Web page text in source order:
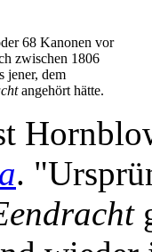
68 Kanonen vor
zwischen 1806
jener, dem
angehört hätte.
.